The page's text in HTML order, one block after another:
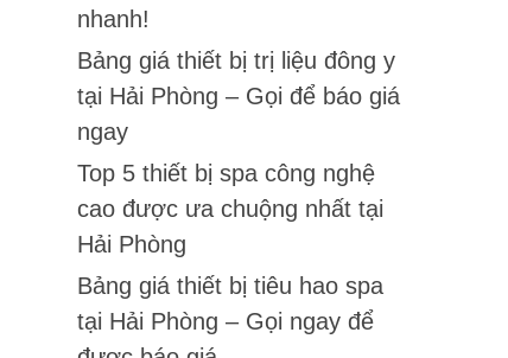
nhanh!
Bảng giá thiết bị trị liệu đông y
tại Hải Phòng – Gọi để báo giá
ngay
Top 5 thiết bị spa công nghệ
cao được ưa chuộng nhất tại
Hải Phòng
Bảng giá thiết bị tiêu hao spa
tại Hải Phòng – Gọi ngay để